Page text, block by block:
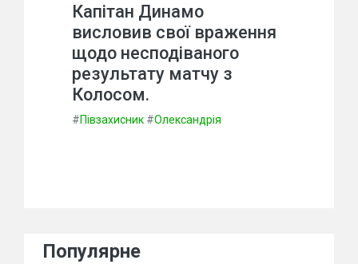
Капітан Динамо
висловив свої враження
щодо несподіваного
результату матчу з
Колосом.
#Півзахисник #Олександрія
Популярне